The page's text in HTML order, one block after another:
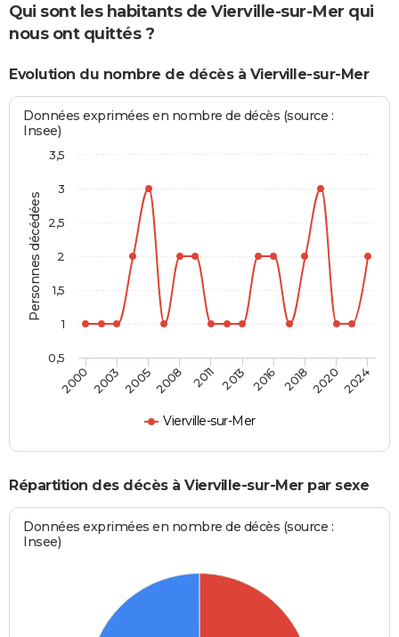
Qui sont les habitants de Vierville-sur-Mer qui
nous ont quittés ?
Evolution du nombre de décès à Vierville-sur-Mer
Personnes décédées
Données exprimées en nombre de décès (source :
Insee)
Vierville-sur-Mer
2000 200320052008 2011 2013 2016 201820202024
0,5
1
1,5
2
2,5
3
3,5
Répartition des décès à Vierville-sur-Mer par sexe
Données exprimées en nombre de décès (source :
Insee)